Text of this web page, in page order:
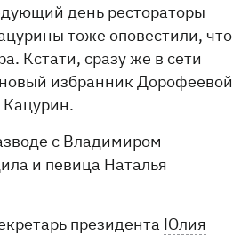
день рестораторы
тоже оповестили, что
Кстати, сразу же в сети
избранник Дорофеевой
с Владимиром
и певица Наталья
президента Юлия